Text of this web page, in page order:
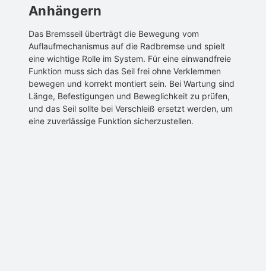
Anhängern
Das Bremsseil überträgt die Bewegung vom
Auflaufmechanismus auf die Radbremse und spielt
eine wichtige Rolle im System. Für eine einwandfreie
Funktion muss sich das Seil frei ohne Verklemmen
bewegen und korrekt montiert sein. Bei Wartung sind
Länge, Befestigungen und Beweglichkeit zu prüfen,
und das Seil sollte bei Verschleiß ersetzt werden, um
eine zuverlässige Funktion sicherzustellen.